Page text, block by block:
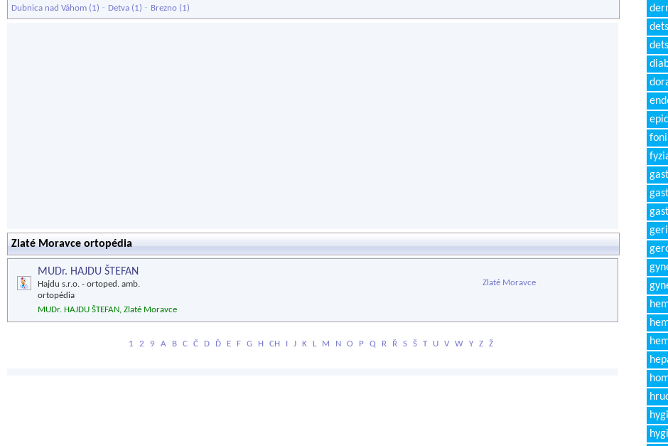
Dubnica nad Váhom (1) - Detva (1) - Brezno (1)
Zlaté Moravce ortopédia
MUDr. HAJDU ŠTEFAN
Hajdu s.r.o. - ortoped. amb.
ortopédia
Zlaté Moravce
MUDr. HAJDU ŠTEFAN, Zlaté Moravce
1 2 9 A B C Č D Ď E F G H CH I J K L M N O P Q R Ř S Š T U V W Y Z Ž